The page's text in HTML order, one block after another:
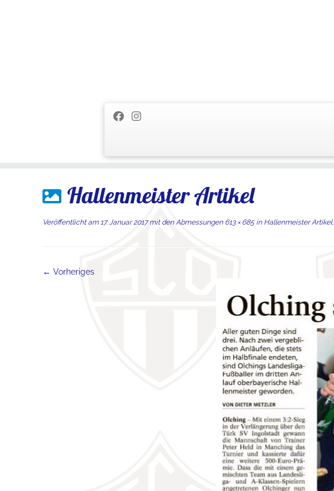
Hallenmeister Artikel
Veröffentlicht am 17. Januar 2017mit den Abmessungen613 × 685inHallenmeister Artikel.
← Vorheriges